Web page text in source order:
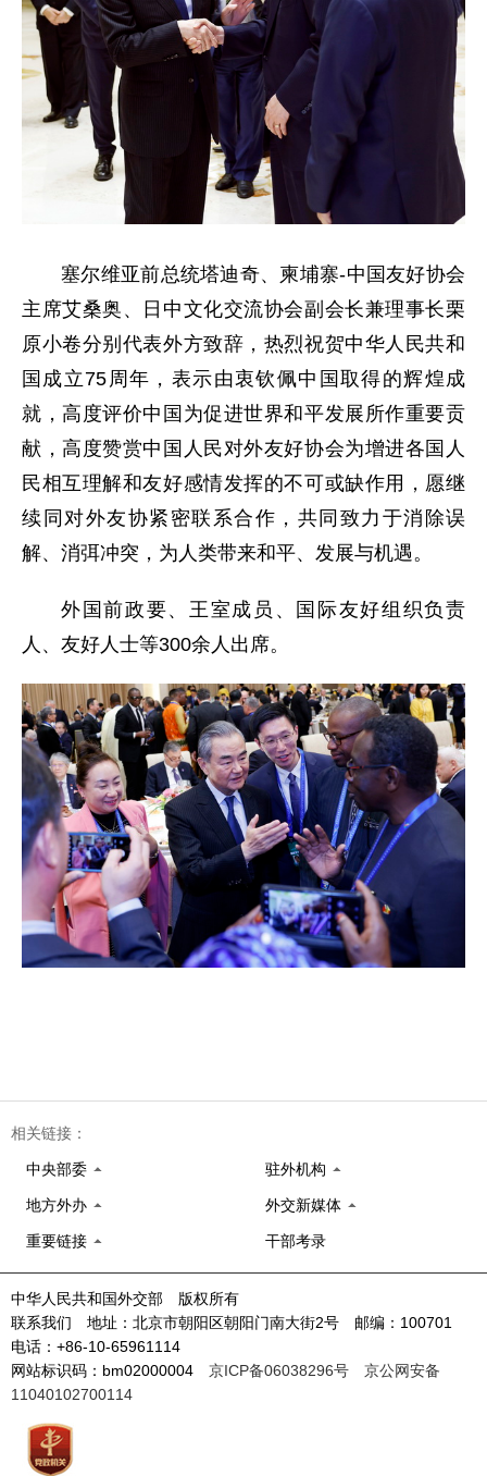
塞尔维亚前总统塔迪奇、柬埔寨-中国友好协会
主席艾桑奥、日中文化交流协会副会长兼理事长栗
原小卷分别代表外方致辞，热烈祝贺中华人民共和
国成立75周年，表示由衷钦佩中国取得的辉煌成
就，高度评价中国为促进世界和平发展所作重要贡
献，高度赞赏中国人民对外友好协会为增进各国人
民相互理解和友好感情发挥的不可或缺作用，愿继
续同对外友协紧密联系合作，共同致力于消除误
解、消弭冲突，为人类带来和平、发展与机遇。
外国前政要、王室成员、国际友好组织负责
人、友好人士等300余人出席。
相关链接：
中央部委 驻外机构
地方外办 外交新媒体
重要链接 干部考录
中华人民共和国外交部 版权所有
联系我们 地址：北京市朝阳区朝阳门南大街2号 邮编：100701
电话：+86-10-65961114
网站标识码：bm02000004 京ICP备06038296号
京公网安备
11040102700114